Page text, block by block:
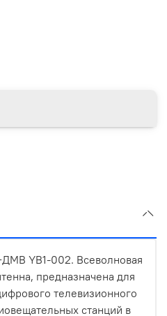
YB1-002. Всеволновая
предназначена для
телевизионного
станций в